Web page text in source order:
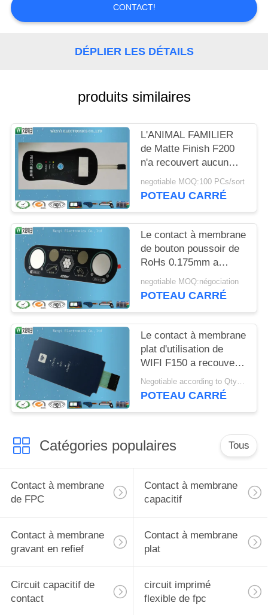
UNE
CITATION
PRIVACY
POLICY
CONTACT!
DÉPLIER LES DÉTAILS
produits similaires
L'ANIMAL FAMILIER
de Matte Finish F200
n'a recouvert aucun
contact à membrane
plat gravant en refief
negotiable MOQ:100 PCs/sort
POTEAU CARRÉ
Le contact à membrane
de bouton poussoir de
RoHs 0.175mm a
recouvert l'effet de
sable de dispositif
negotiable MOQ:négociation
POTEAU CARRÉ
Le contact à membrane
plat d'utilisation de
WIFI F150 a recouvert
le connecteur femelle
3M468MP de 10
Negotiable according to Qty forecast MOQ:Négociables
POTEAU CARRÉ
Catégories populaires Tous
Contact à membrane
de FPC
Contact à membrane
capacitif
Contact à membrane
gravant en refief
Contact à membrane
plat
Circuit capacitif de
contact
circuit imprimé
flexible de fpc